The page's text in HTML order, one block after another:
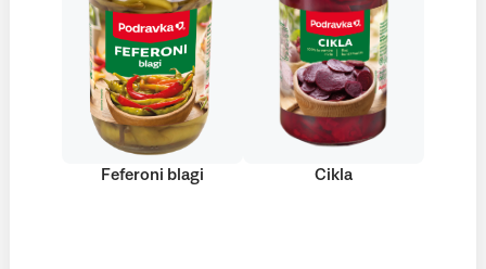
Feferoni blagi Cikla